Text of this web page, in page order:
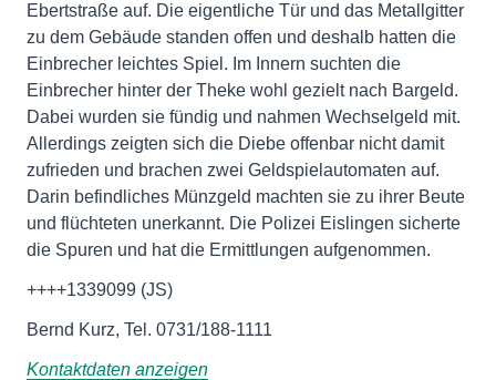
Ebertstraße auf. Die eigentliche Tür und das Metallgitter
zu dem Gebäude standen offen und deshalb hatten die
Einbrecher leichtes Spiel. Im Innern suchten die
Einbrecher hinter der Theke wohl gezielt nach Bargeld.
Dabei wurden sie fündig und nahmen Wechselgeld mit.
Allerdings zeigten sich die Diebe offenbar nicht damit
zufrieden und brachen zwei Geldspielautomaten auf.
Darin befindliches Münzgeld machten sie zu ihrer Beute
und flüchteten unerkannt. Die Polizei Eislingen sicherte
die Spuren und hat die Ermittlungen aufgenommen.
++++1339099 (JS)
Bernd Kurz, Tel. 0731/188-1111
Kontaktdaten anzeigen